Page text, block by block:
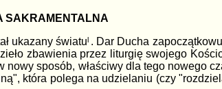
SAKRAMENTALNA
ukazany światul . Dar Ducha
zbawienia przez liturgię swojego
sposób, właściwy dla tego nowego
która polega na udzielaniu (czy